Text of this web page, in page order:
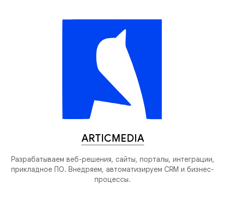
ARTICMEDIA
Разрабатываем веб-решения, сайты, порталы, интеграции,
прикладное ПО. Внедряем, автоматизируем CRM и бизнес-
процессы.